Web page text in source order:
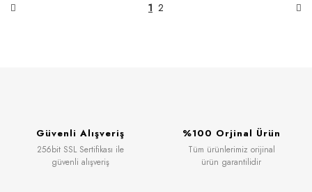
1 2
Güvenli Alışveriş
256bit SSL Sertifikası ile
güvenli alışveriş
%100 Orjinal Ürün
Tüm ürünlerimiz orijinal
ürün garantilidir